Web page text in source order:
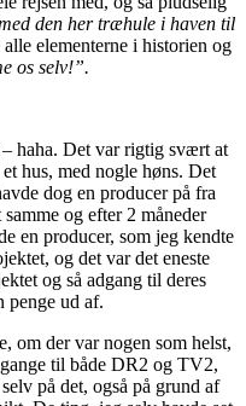
den her træhule i haven til
alle elementerne i historien og
os selv!”.
haha. Det var rigtig svært at
hus, med nogle høns. Det
dog en producer på fra
og efter 2 måneder
en producer, som jeg kendte
og det var det eneste
og så adgang til deres
penge ud af.
om der var nogen som helst,
til både DR2 og TV2,
på det, også på grund af